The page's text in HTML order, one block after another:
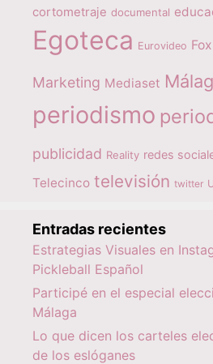
cortometraje documental
Egoteca Eurovideo Fox
Marketing Mediaset
periodismo
publicidad Reality redes
Telecinco televisión twitter
Entradas recientes
Estrategias Visuales en
Pickleball Español
Participé en el especial
Málaga
Lo que dicen los carteles
de los eslóganes